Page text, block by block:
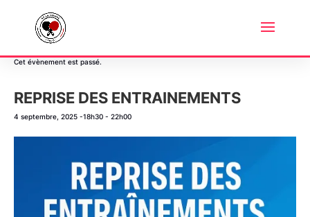
« Tous les Évènements
Cet évènement est passé.
REPRISE DES ENTRAINEMENTS
4 septembre, 2025 -18h30 - 22h00